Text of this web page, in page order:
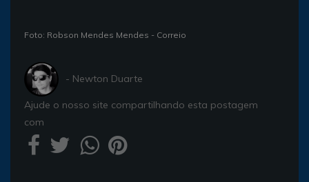
Foto: Robson Mendes Mendes - Correio
- Newton Duarte
Ajude o nosso site compartilhando esta postagem
com